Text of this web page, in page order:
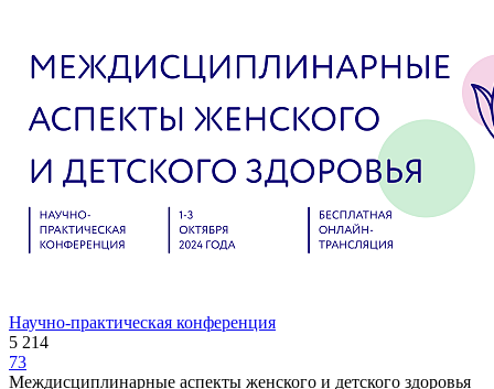
Научно-практическая конференция
5 214
73
Междисциплинарные аспекты женского и детского здоровья